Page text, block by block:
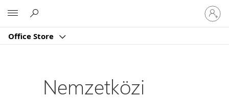
Office Store
be
a
Nemzetközi